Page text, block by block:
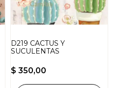
D219 CACTUS Y
SUCULENTAS
$ 350,00